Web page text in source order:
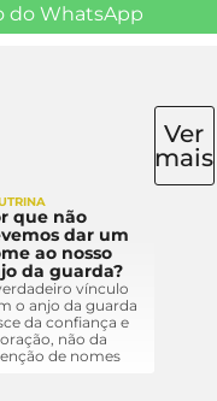
do WhatsApp
que não
dar um
ao nosso
da guarda?
vínculo
o anjo da guarda
da confiança e
não da
de nomes
Ver
mais